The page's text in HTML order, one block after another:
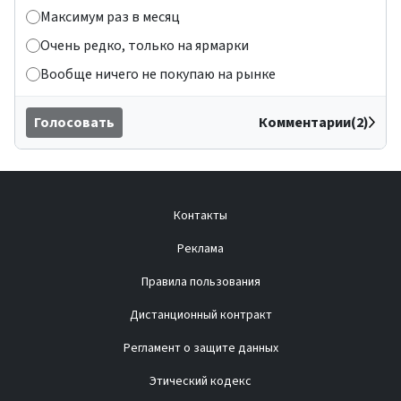
Максимум раз в месяц
Очень редко, только на ярмарки
Вообще ничего не покупаю на рынке
Голосовать Комментарии(2)
Контакты
Реклама
Правила пользования
Дистанционный контракт
Регламент о защите данных
Этический кодекс